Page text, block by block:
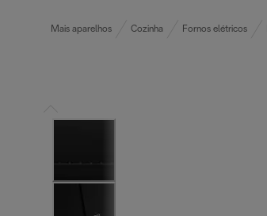
Mais aparelhos Cozinha Fornos elétricos